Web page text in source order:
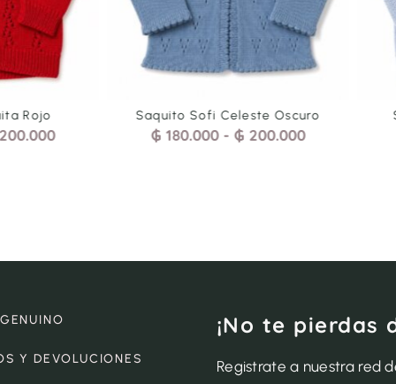
Oscuro
200.000
Saquito Benetton Celeste
₲ 190.000 - ₲200.000
Y DEVOLUCIONES
¡No te pierdas
Registrate a nuestra red